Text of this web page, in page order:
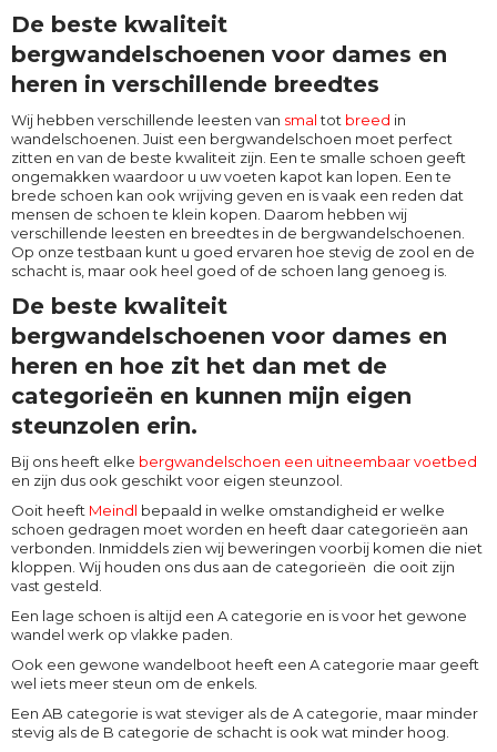
De beste kwaliteit
bergwandelschoenen voor dames en
heren in verschillende breedtes
Wij hebben verschillende leesten van smaltot breed in
wandelschoenen. Juist een bergwandelschoen moet perfect
zitten en van de beste kwaliteit zijn. Een te smalle schoen geeft
ongemakken waardoor u uw voeten kapot kan lopen. Een te
brede schoen kan ook wrijving geven en is vaak een reden dat
mensen de schoen te klein kopen. Daarom hebben wij
verschillende leesten en breedtes in de bergwandelschoenen.
Op onze testbaan kunt u goed ervaren hoe stevig de zool en de
schacht is, maar ook heel goed of de schoen lang genoeg is.
De beste kwaliteit
bergwandelschoenen voor dames en
heren en hoe zit het dan met de
categorieën en kunnen mijn eigen
steunzolen erin.
Bij ons heeft elke bergwandelschoen een uitneembaar voetbed
en zijn dus ook geschikt voor eigen steunzool.
Ooit heeft Meindl bepaald in welke omstandigheid er welke
schoen gedragen moet worden en heeft daar categorieën aan
verbonden. Inmiddels zien wij beweringen voorbij komen die niet
kloppen. Wij houden ons dus aan de categorieën die ooit zijn
vast gesteld.
Een lage schoen is altijd een A categorie en is voor het gewone
wandel werk op vlakke paden.
Ook een gewone wandelboot heeft een A categorie maar geeft
wel iets meer steun om de enkels.
Een AB categorie is wat steviger als de A categorie, maar minder
stevig als de B categorie de schacht is ook wat minder hoog.